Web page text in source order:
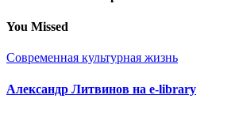
You Missed
Современная культурная жизнь
Александр Литвинов на e-library